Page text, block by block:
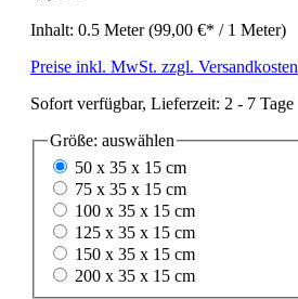
Inhalt: 0.5 Meter(99,00 €* / 1 Meter)
Preise inkl. MwSt. zzgl. Versandkosten
Sofort verfügbar, Lieferzeit: 2 - 7 Tage
Größe: auswählen
50 x 35 x 15 cm
75 x 35 x 15 cm
100 x 35 x 15 cm
125 x 35 x 15 cm
150 x 35 x 15 cm
200 x 35 x 15 cm